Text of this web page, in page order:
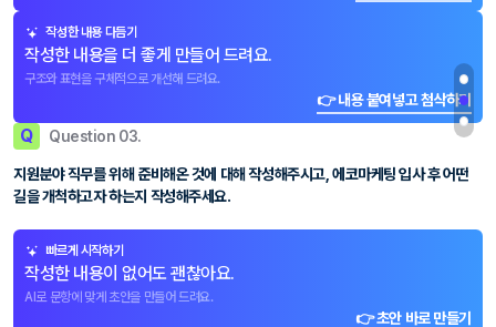
작성한 내용 다듬기
작성한 내용을 더 좋게 만들어 드려요.
구조와 표현을 구체적으로 개선해 드려요.
👉 내용 붙여넣고 첨삭하기
Q Question 03.
지원분야 직무를 위해 준비해온 것에 대해 작성해주시고, 에코마케팅 입사 후 어떤
길을 개척하고자 하는지 작성해주세요.
빠르게 시작하기
작성한 내용이 없어도 괜찮아요.
AI로 문항에 맞게 초안을 만들어 드려요.
👉 초안 바로 만들기